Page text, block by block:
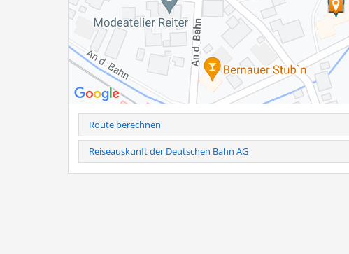
Hinweis
: Telefonische Anmeldung erforderlich unter Tel.: 0160-
Bei kurzfristiger Stornierung (24h vorher) und Nichterscheinen,
Weitere Infos als PDF
Route berechnen
Reiseauskunft der Deutschen Bahn AG